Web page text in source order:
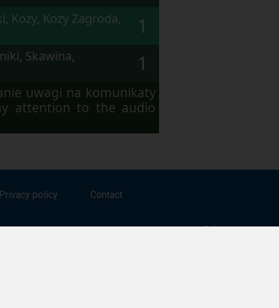
Kozy, Kozy Zagroda,
1
Skawina,
1
uwagi na komunikaty
attention to the audio
Privacy policy Contact
Follow us on: